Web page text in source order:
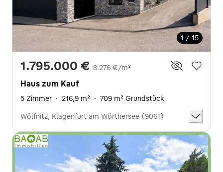
1 / 15
1.795.000 € 8.276 €/m²
Haus zum Kauf
5 Zimmer · 216,9 m² · 709 m² Grundstück
Wölfnitz, Klagenfurt am Wörthersee (9061)